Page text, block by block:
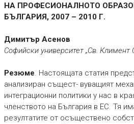
НА ПРОФЕСИОНАЛНОТО
БЪЛГАРИЯ, 2007 – 2010 Г.
Димитър Асенов
Софийски университет „Св. Климент
Резюме. Настоящата статия
анализиран същест- вуващият
интеграционни политики у нас в
членството на България в ЕС. Тя
резултатите от осъществено